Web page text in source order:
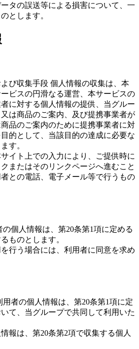
タの誤送等による損害について、一
とします。
び収集手段 個人情報の収集は、本
ビスの円滑なる運営、本サービスの
に対する個人情報の提供、当グルー
は商品のご案内、及び提携事業者が
品のご案内のために提携事業者に対
的として、当該目的の達成に必要な
す。
イト上での入力により、ご提供時に
またはそのリンクページへ進むこと
との電話、電子メール等で行うもの
個人情報は、第20条第1項に定める
ものとします。
行う場合には、利用者に同意を求め
者の個人情報は、第20条第1項に定
て、当グループで共同して利用いた
報は、第20条第2項で収集する個人